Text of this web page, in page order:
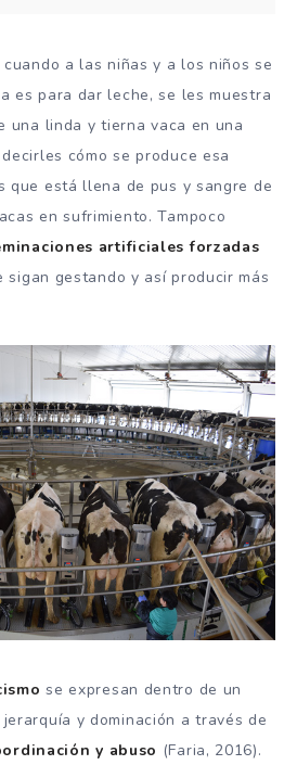
a las niñas y a los niños se
es para dar leche, se les muestra
una linda y tierna vaca en una
cómo se produce esa
que está llena de pus y sangre de
en sufrimiento. Tampoco
artificiales forzadas
sigan gestando y así producir más
se expresan dentro de un
y dominación a través de
y abuso (Faria, 2016).